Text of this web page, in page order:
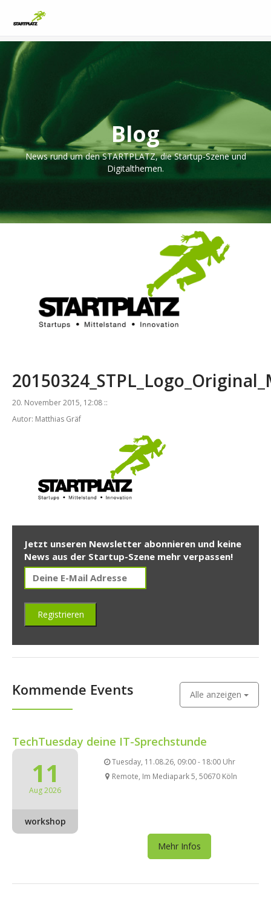
Blog
News rund um den STARTPLATZ, die Startup-Szene und
Digitalthemen.
20. November 2015, 12:08 ::
Autor: Matthias Gräf
Jetzt unseren Newsletter abonnieren und keine
News aus der Startup-Szene mehr verpassen!
Kommende Events Alle anzeigen
TechTuesday deine IT-Sprechstunde
11
Aug 2026
workshop
Tuesday, 11.08.26, 09:00 - 18:00 Uhr
Remote, Im Mediapark 5, 50670 Köln
Mehr Infos